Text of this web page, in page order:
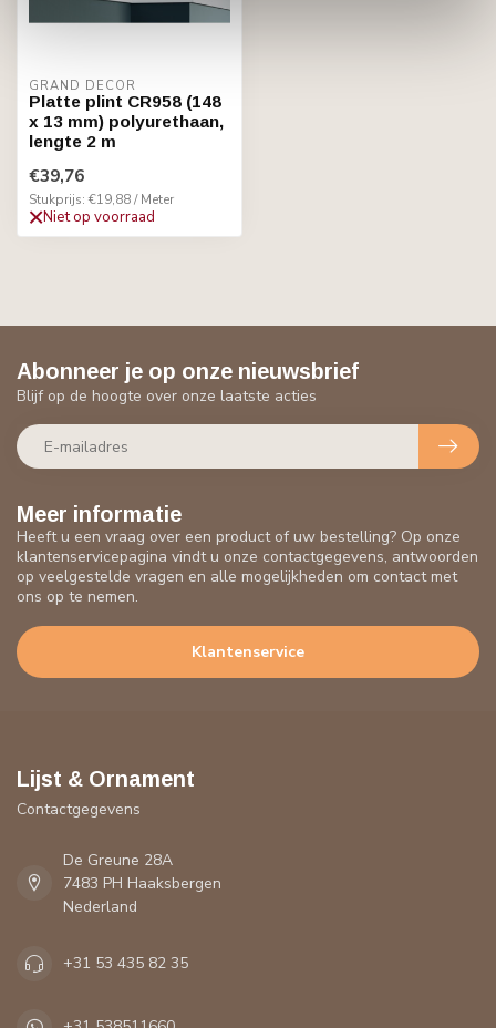
GRAND DECOR
Platte plint CR958 (148
x 13 mm) polyurethaan,
lengte 2 m
€39,76
Stukprijs: €19,88 / Meter
Niet op voorraad
Meer informatie
Heeft u een vraag over een product of uw bestelling? Op onze
klantenservicepagina vindt u onze contactgegevens, antwoorden
op veelgestelde vragen en alle mogelijkheden om contact met
ons op te nemen.
Klantenservice
Abonneer je op onze nieuwsbrief
Blijf op de hoogte over onze laatste acties
Lijst & Ornament
Contactgegevens
De Greune 28A
7483 PH Haaksbergen
Nederland
+31 53 435 82 35